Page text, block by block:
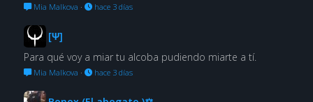
Mia Malkova · hace 3 días
[Ψ]
Para qué voy a miar tu alcoba pudiendo miarte a tí.
Mia Malkova · hace 3 días